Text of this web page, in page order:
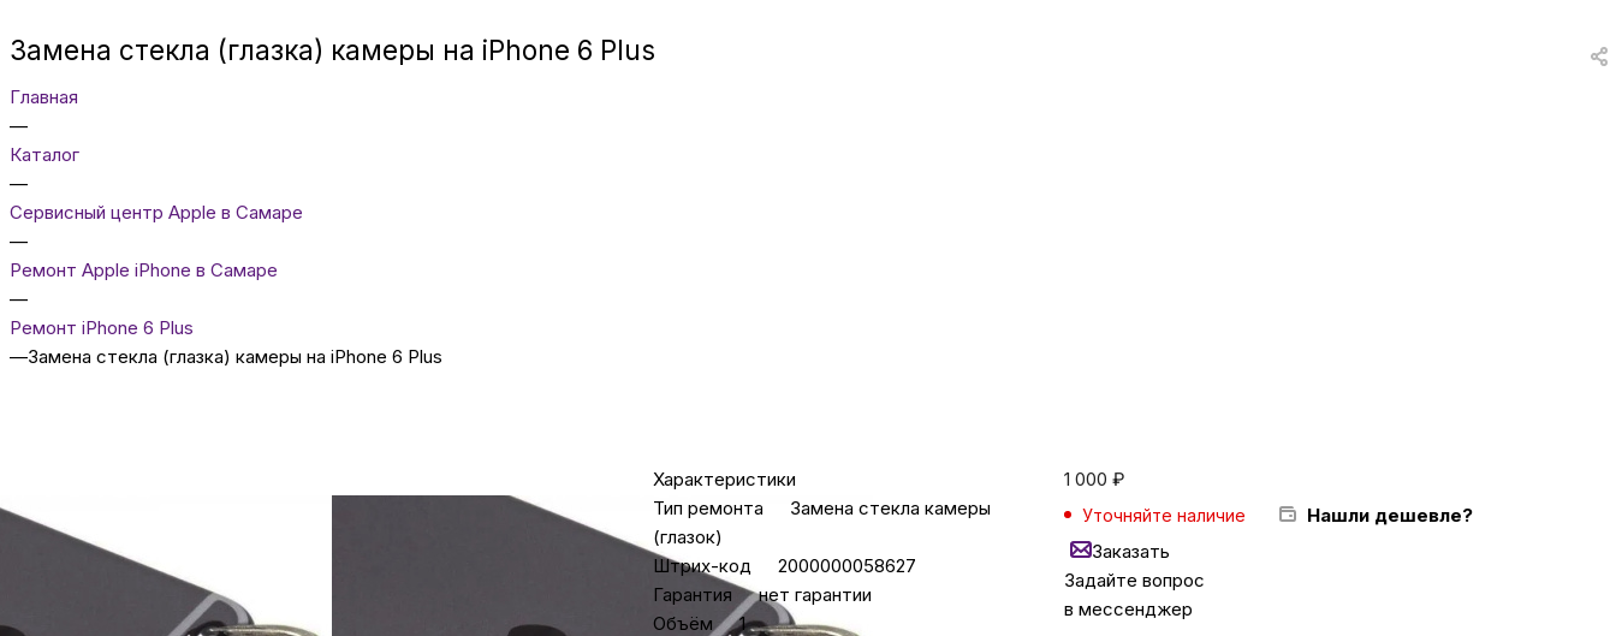
Бытовая техника
Замена стекла (глазка) камеры на iPhone 6 Plus
Главная
—
Каталог
—
Сервисный центр Apple в Самаре
—
Ремонт Apple iPhone в Самаре
—
Ремонт iPhone 6 Plus
—Замена стекла (глазка) камеры на iPhone 6 Plus
Характеристики
Тип ремонта
Замена стекла камеры
(глазок)
Штрих-код
2000000058627
Гарантия
нет гарантии
Объём
1
1 000 ₽
Уточняйте наличие
Нашли дешевле?
Заказать
Задайте вопрос
в мессенджер